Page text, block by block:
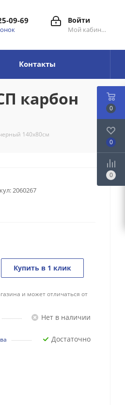
Войти
Мой кабинет
09-69
Контакты
карбон
140x80см
2060267
Купить в 1 клик
и может отличаться от
Нет в наличии
Достаточно
0
0
0